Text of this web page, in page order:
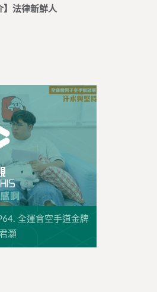
】法律新鮮人
全運會空手道金牌
灝